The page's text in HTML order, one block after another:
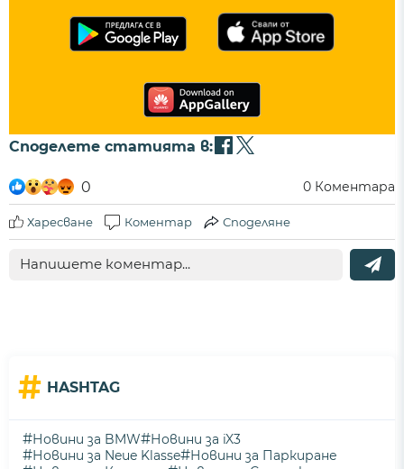
Споделете статията в:
0 0 Коментара
Харесване Коментар Споделяне
# HASHTAG
#Новини за BMW#Новини за iX3
#Новини за Neue Klasse#Новини за Паркиране